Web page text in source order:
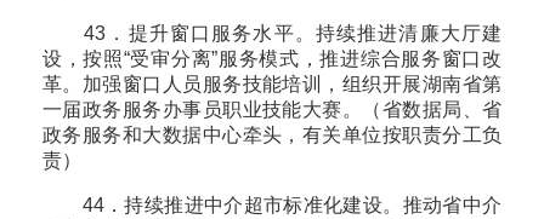
43．提升窗口服务水平。持续推进清廉大厅建
设，按照“受审分离”服务模式，推进综合服务窗口改
革。加强窗口人员服务技能培训，组织开展湖南省第
一届政务服务办事员职业技能大赛。（省数据局、省
政务服务和大数据中心牵头，有关单位按职责分工负
责）
44．持续推进中介超市标准化建设。推动省中介